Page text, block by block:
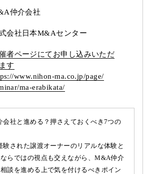
仲介会社
会社日本M&Aセンター
者ページにてお申し込みいただ
す
/www.nihon-ma.co.jp/page/
ma-erabikata/
会社と進める？押さえておくべき7つの
された譲渡オーナーのリアルな体験と
らではの視点も交えながら、M&A仲介
談を進める上で気を付けるべきポイン